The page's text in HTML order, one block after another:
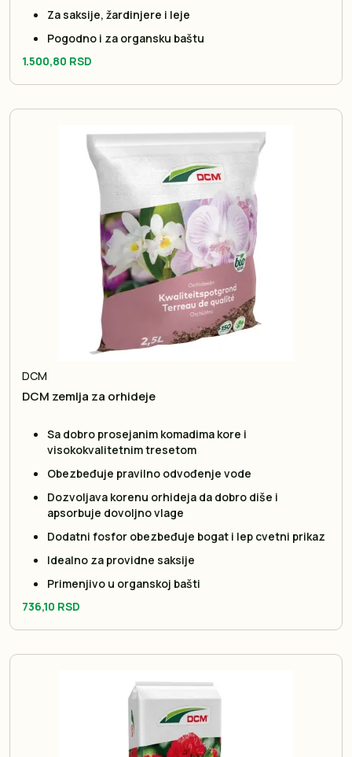
Za saksije, žardinjere i leje
Pogodno i za organsku baštu
1.500,80 RSD
DCM
DCM zemlja za orhideje
Sa dobro prosejanim komadima kore i
visokokvalitetnim tresetom
Obezbeđuje pravilno odvođenje vode
Dozvoljava korenu orhideja da dobro diše i
apsorbuje dovoljno vlage
Dodatni fosfor obezbeđuje bogat i lep cvetni prikaz
Idealno za providne saksije
Primenjivo u organskoj bašti
736,10 RSD